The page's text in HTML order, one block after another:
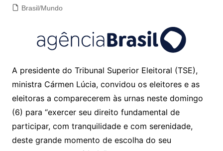
Brasil/Mundo
A presidente do Tribunal Superior Eleitoral (TSE),
ministra Cármen Lúcia, convidou os eleitores e as
eleitoras a comparecerem às urnas neste domingo
(6) para “exercer seu direito fundamental de
participar, com tranquilidade e com serenidade,
deste grande momento de escolha do seu